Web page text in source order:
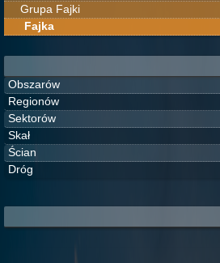
Grupa Fajki
Fajka
Obszarów
Regionów
Sektorów
Skał
Ścian
Dróg